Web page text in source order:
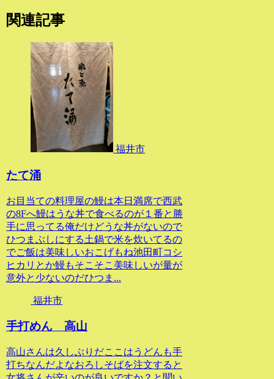
関連記事
福井市
たて涌
お目当ての料理屋の鰻は本日満席で西武
の8Fへ鰻はうな丼で食べるのが１番と勝
手に思ってる俺だけどうな丼がないので
ひつまぶしにする土鍋で米を炊いてるの
でご飯は美味しいおこげもね池田町コシ
ヒカリとか鰻もそこそこ美味しいが量が
意外と少ないのだひつま...
福井市
手打めん 高山
高山さんは久しぶりだここはうどんも手
打ちなんだよなおろしそばを注文すると